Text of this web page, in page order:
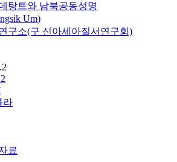
탕트와 남북공동성명
Um)
구소(구 신아세아질서연구회)
2
라
료